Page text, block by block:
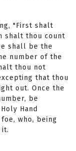
"First shalt
shalt thou count
shall be the
number of the
thou not
that thou
out. Once the
be
Hand
who, being
it.